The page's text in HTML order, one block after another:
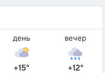
день
+15°
вечер
+12°